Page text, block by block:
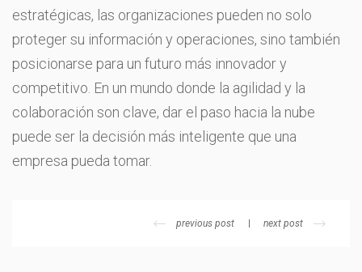
estratégicas, las organizaciones pueden no solo
proteger su información y operaciones, sino también
posicionarse para un futuro más innovador y
competitivo. En un mundo donde la agilidad y la
colaboración son clave, dar el paso hacia la nube
puede ser la decisión más inteligente que una
empresa pueda tomar.
previous post next post